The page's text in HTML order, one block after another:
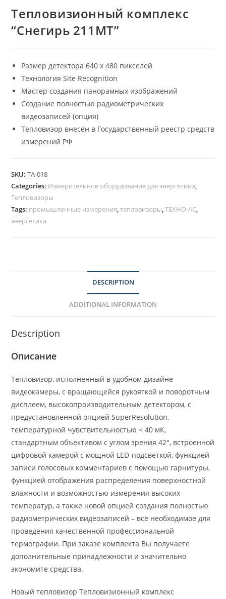
Тепловизионный комплекс
“Снегирь 211МТ”
Размер детектора 640 х 480 пикселей
Технология Site Recognition
Мастер создания панорамных изображений
Создание полностью радиометрических
видеозаписей (опция)
Тепловизор внесён в Государственный реестр средств
измерений РФ
SKU:ТА-018
Categories: Измерительное оборудование для энергетики,
Тепловизоры
Tags: промышленные измерения,тепловизоры,ТЕХНО-АС,
энергетика
DESCRIPTION
ADDITIONAL INFORMATION
Description
Описание
Тепловизор, исполненный в удобном дизайне
видеокамеры, с вращающейся рукояткой и поворотным
дисплеем, высокопроизводительным детектором, с
предустановленной опцией SuperResolution,
температурной чувствительностью < 40 мК,
стандартным объективом с углом зрения 42°, встроенной
цифровой камерой с мощной LED-подсветкой, функцией
записи голосовых комментариев с помощью гарнитуры,
функцией отображения распределения поверхностной
влажности и возможностью измерения высоких
температур, а также новой опцией создания полностью
радиометрических видеозаписей – всё необходимое для
проведения качественной профессиональной
термографии. При заказе комплекта Вы получаете
дополнительные принадлежности и значительно
экономите средства.
Новый тепловизор Тепловизионный комплекс